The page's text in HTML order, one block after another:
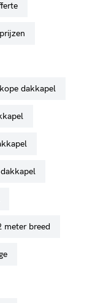
dakkapel
dakkapel
meter breed